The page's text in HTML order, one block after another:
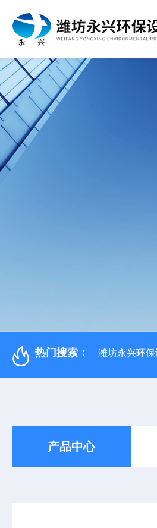
热门搜索： 潍坊永兴环
产品中心